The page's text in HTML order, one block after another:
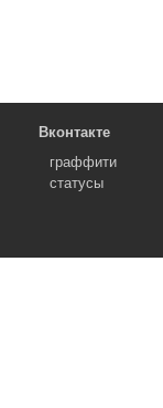
Вконтакте
граффити
статусы